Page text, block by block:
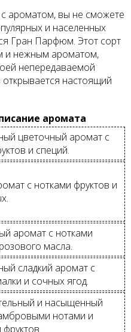
ароматом, вы не сможете
и населенных
Гран Парфюм. Этот сорт
и нежным ароматом,
непередаваемой
настоящий
аромата
цветочный аромат с
и специй.
с нотками фруктов и
аромат с нотками
масла.
сладкий аромат с
и сочных ягод.
и насыщенный
нотами и